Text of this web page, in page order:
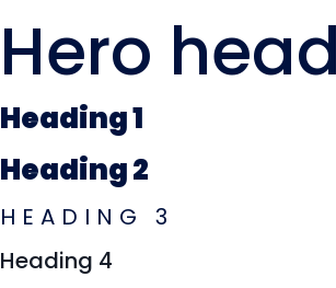
Hero
Heading 1
Heading 2
HEADING 3
Heading 4